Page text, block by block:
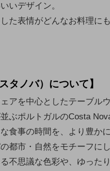
いデザイン。
た表情がどんなお料理に
タノバ）について】
アを中心としたテーブル
ぶポルトガルのCosta
食事の時間を、より豊か
都市・自然をモチーフに
不思議な色彩や、ゆった